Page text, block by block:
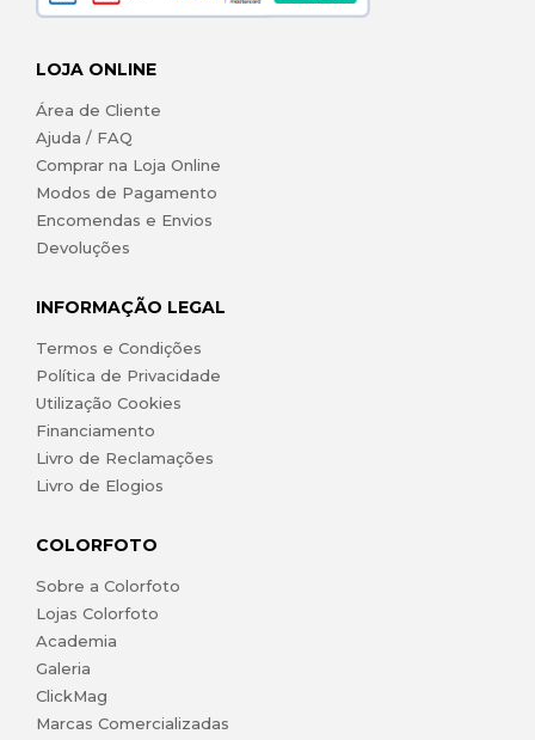
LOJA ONLINE
Área de Cliente
Ajuda / FAQ
Comprar na Loja Online
Modos de Pagamento
Encomendas e Envios
Devoluções
INFORMAÇÃO LEGAL
Termos e Condições
Política de Privacidade
Utilização Cookies
Financiamento
Livro de Reclamações
Livro de Elogios
COLORFOTO
Sobre a Colorfoto
Lojas Colorfoto
Academia
Galeria
ClickMag
Marcas Comercializadas